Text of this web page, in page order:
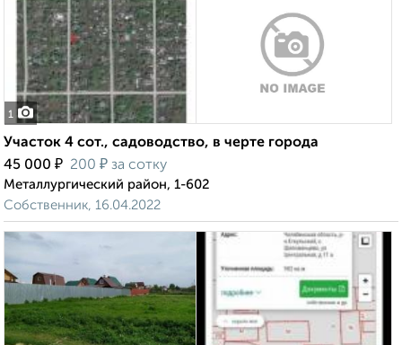
1
Участок 4 сот., садоводство, в черте города
45 000 ₽ 200 ₽ за сотку
Металлургический район, 1-602
Собственник, 16.04.2022